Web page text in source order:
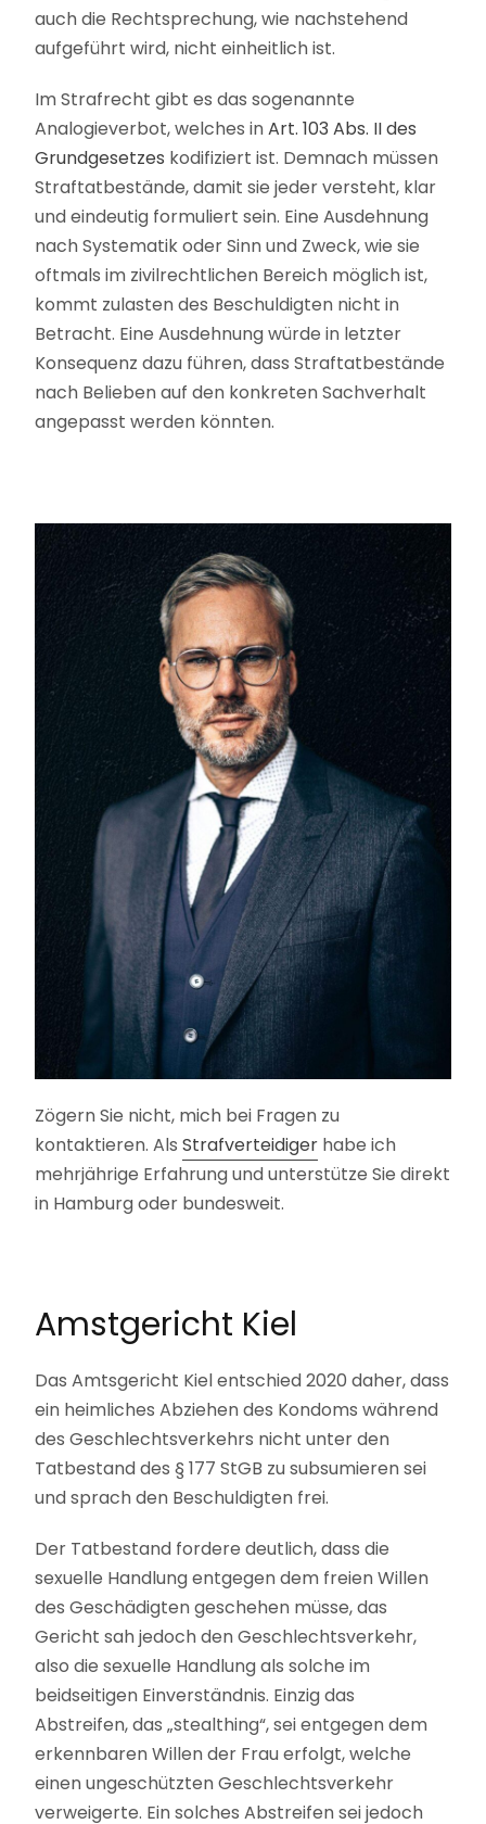
auch die Rechtsprechung, wie nachstehend
aufgeführt wird, nicht einheitlich ist.
Im Strafrecht gibt es das sogenannte
Analogieverbot, welches inArt. 103 Abs. II des
Grundgesetzes kodifiziert ist. Demnach müssen
Straftatbestände, damit sie jeder versteht, klar
und eindeutig formuliert sein. Eine Ausdehnung
nach Systematik oder Sinn und Zweck, wie sie
oftmals im zivilrechtlichen Bereich möglich ist,
kommt zulasten des Beschuldigten nicht in
Betracht. Eine Ausdehnung würde in letzter
Konsequenz dazu führen, dass Straftatbestände
nach Belieben auf den konkreten Sachverhalt
angepasst werden könnten.
Zögern Sie nicht, mich bei Fragen zu
kontaktieren. Als Strafverteidiger habe ich
mehrjährige Erfahrung und unterstütze Sie direkt
in Hamburg oder bundesweit.
Amstgericht Kiel
Das Amtsgericht Kiel entschied 2020 daher, dass
ein heimliches Abziehen des Kondoms während
des Geschlechtsverkehrs nicht unter den
Tatbestand des § 177 StGB zu subsumieren sei
und sprach den Beschuldigten frei.
Der Tatbestand fordere deutlich, dass die
sexuelle Handlung entgegen dem freien Willen
des Geschädigten geschehen müsse, das
Gericht sah jedoch den Geschlechtsverkehr,
also die sexuelle Handlung als solche im
beidseitigen Einverständnis. Einzig das
Abstreifen, das „stealthing“, sei entgegen dem
erkennbaren Willen der Frau erfolgt, welche
einen ungeschützten Geschlechtsverkehr
verweigerte. Ein solches Abstreifen sei jedoch